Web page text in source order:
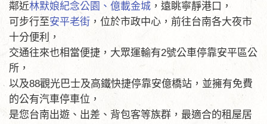
鄰近林默娘紀念公園、億載金城 ，遠眺寧靜港口，
可步行至安平老街 ，位於市政中心，前往台南各大夜市
十分便利，
交通往來也相當便捷，大眾運輸有2號公車停靠安平區公
所，
以及88觀光巴士及高鐵快捷停靠安億橋站，並擁有免費
的公有汽車停車位，
是您台南出遊、出差、背包客等族群，最適合的租屋居